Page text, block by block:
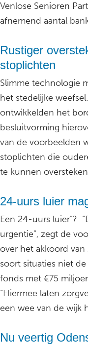
Venlose Senioren
afnemend aantal
Rustiger
stoplichten
Slimme technologie
het stedelijke
ontwikkelden het
besluitvorming
van de voorbeelden
stoplichten die
te kunnen
24-uurs luier
Een 24-uurs luier”?
urgentie”, zegt de
over het akkoord van
soort situaties niet
fonds met €75
“Hiermee laten
een wee van de wijk
Nu veertig